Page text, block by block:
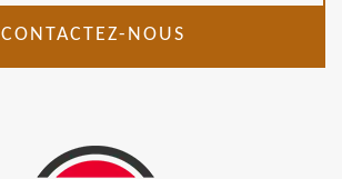
CONTACTEZ-NOUS